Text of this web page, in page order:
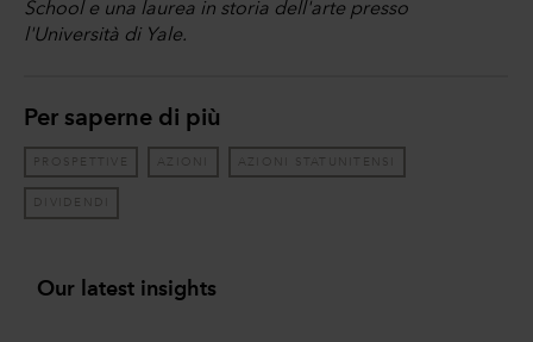
School e una laurea in storia dell'arte presso
l'Università di Yale.
Per saperne di più
PROSPETTIVE AZIONI AZIONI STATUNITENSI
DIVIDENDI
Our latest insights